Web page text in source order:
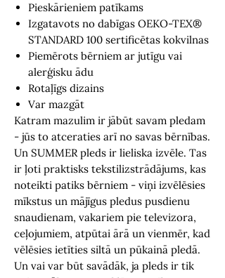
Pieskārieniem patīkams
Izgatavots no dabīgas OEKO-TEX®
STANDARD 100 sertificētas kokvilnas
Piemērots bērniem ar jutīgu vai
alerģisku ādu
Rotaļīgs dizains
Var mazgāt
Katram mazulim ir jābūt savam pledam
- jūs to atceraties arī no savas bērnības.
Un SUMMER pleds ir lieliska izvēle. Tas
ir ļoti praktisks tekstilizstrādājums, kas
noteikti patiks bērniem - viņi izvēlēsies
mīkstus un mājīgus pledus pusdienu
snaudienam, vakariem pie televizora,
ceļojumiem, atpūtai ārā un vienmēr, kad
vēlēsies ietīties siltā un pūkainā pledā.
Un vai var būt savādāk, ja pleds ir tik